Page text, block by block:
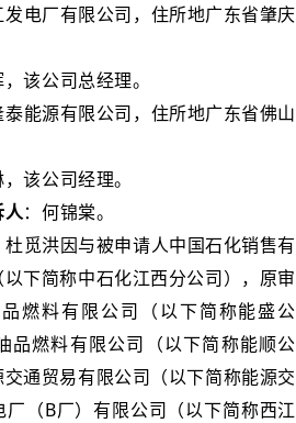
发电厂有限公司，住所地广东省肇庆
该公司总经理。
泰能源有限公司，住所地广东省佛山
该公司经理。
人：何锦棠。
觅洪因与被申请人中国石化销售有
下简称中石化江西分公司），原审
燃料有限公司（以下简称能盛公
品燃料有限公司（以下简称能顺公
通贸易有限公司（以下简称能源交
（B厂）有限公司（以下简称西江